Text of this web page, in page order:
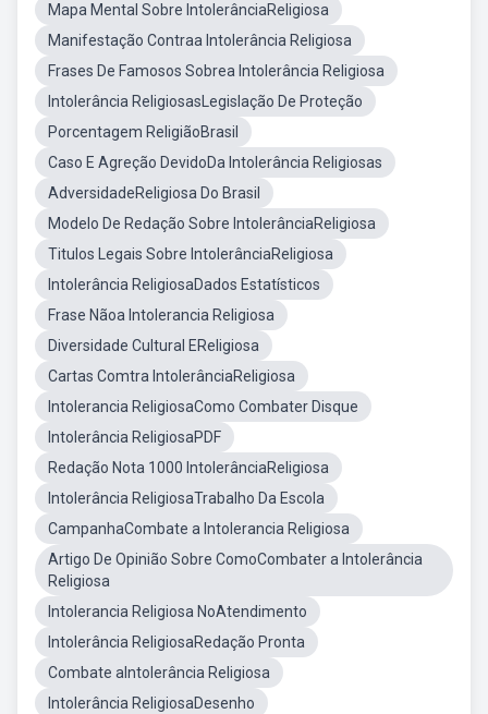
Mapa Mental Sobre IntolerânciaReligiosa
Manifestação Contraa Intolerância Religiosa
Frases De Famosos Sobrea Intolerância Religiosa
Intolerância ReligiosasLegislação De Proteção
Porcentagem ReligiãoBrasil
Caso E Agreção DevidoDa Intolerância Religiosas
AdversidadeReligiosa Do Brasil
Modelo De Redação Sobre IntolerânciaReligiosa
Titulos Legais Sobre IntolerânciaReligiosa
Intolerância ReligiosaDados Estatísticos
Frase Nãoa Intolerancia Religiosa
Diversidade Cultural EReligiosa
Cartas Comtra IntolerânciaReligiosa
Intolerancia ReligiosaComo Combater Disque
Intolerância ReligiosaPDF
Redação Nota 1000 IntolerânciaReligiosa
Intolerância ReligiosaTrabalho Da Escola
CampanhaCombate a Intolerancia Religiosa
Artigo De Opinião Sobre ComoCombater a Intolerância
Religiosa
Intolerancia Religiosa NoAtendimento
Intolerância ReligiosaRedação Pronta
Combate aIntolerância Religiosa
Intolerância ReligiosaDesenho